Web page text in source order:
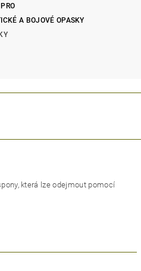
A BOJOVÉ OPASKY
která lze odejmout pomocí